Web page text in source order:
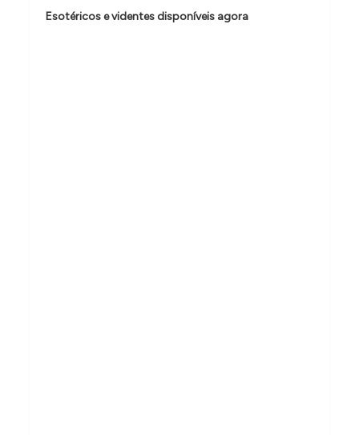
d
Esotéricos e videntes disponíveis agora